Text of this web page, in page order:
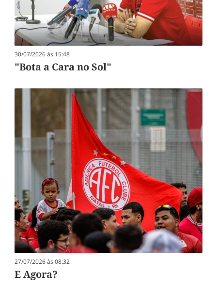
30/07/2026 às 15:48
"Bota a Cara no Sol"
27/07/2026 às 08:32
E Agora?